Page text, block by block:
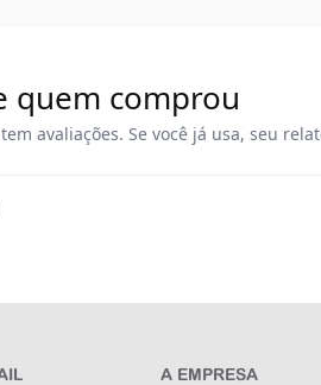
quem comprou
avaliações. Se você já usa, seu
A EMPRESA